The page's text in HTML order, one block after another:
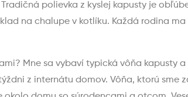
polievka z kyslej kapusty je
na chalupe v kotlíku. Každá rodina
Mne sa vybaví typická vôňa kapusty
z internátu domov. Vôňa, ktorú sme